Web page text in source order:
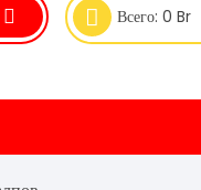
Всего: 0 Br